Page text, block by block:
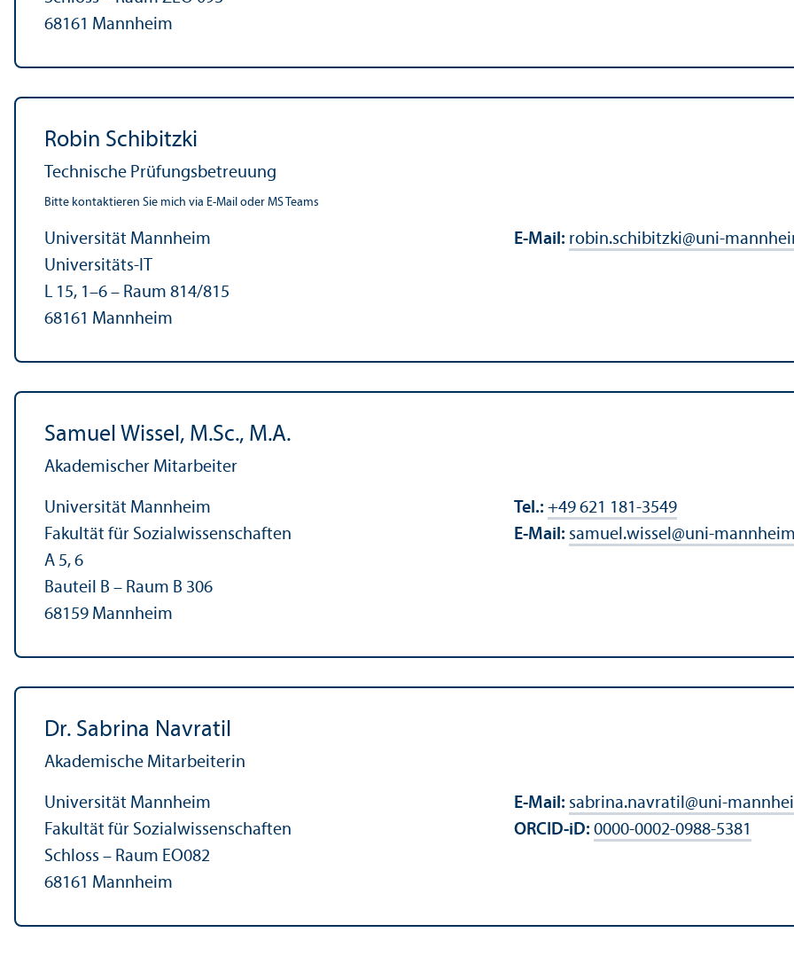
68161 Mannheim
Robin Schibitzki
Technische Prüfungs­betreuung
Bitte kontaktieren Sie mich via E-Mail oder MS Teams
Universität Mannheim
Universitäts-IT
L 15, 1–6 – Raum 814/815
68161 Mannheim
E-Mail: robin.schibitzki@uni-
Samuel Wissel, M.Sc., M.A.
Akademischer Mitarbeiter
Universität Mannheim
Fakultät für Sozial­wissenschaften
A 5, 6
Bauteil B – Raum B 306
68159 Mannheim
Tel.: +49 621 181-3549
E-Mail: samuel.wissel@uni-
Dr. Sabrina Navratil
Akademische Mitarbeiterin
Universität Mannheim
Fakultät für Sozial­wissenschaften
Schloss – Raum EO082
68161 Mannheim
E-Mail: sabrina.navratil@uni-
ORCID-iD: 0000-0002-0988-5381